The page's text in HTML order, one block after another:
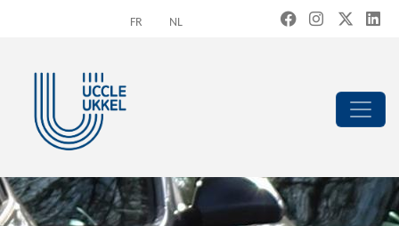
FR NL